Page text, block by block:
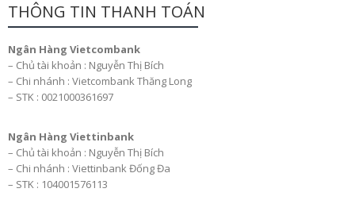
THÔNG TIN THANH TOÁN
Ngân Hàng Vietcombank
– Chủ tài khoản : Nguyễn Thị Bích
– Chi nhánh : Vietcombank Thăng Long
– STK : 0021000361697
Ngân Hàng Viettinbank
– Chủ tài khoản : Nguyễn Thị Bích
– Chi nhánh : Viettinbank Đống Đa
– STK : 104001576113